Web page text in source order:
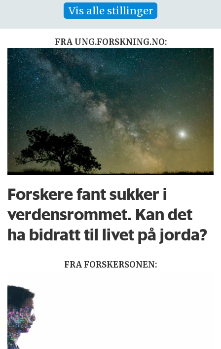
Vis alle stillinger
FRA UNG.FORSKNING.NO:
Forskere fant sukker i
verdensrommet. Kan det
ha bidratt til livet på jorda?
FRA FORSKERSONEN: